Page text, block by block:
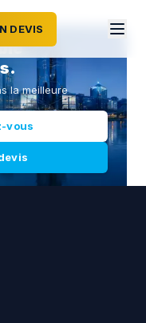
DEVIS
la meilleure
vous